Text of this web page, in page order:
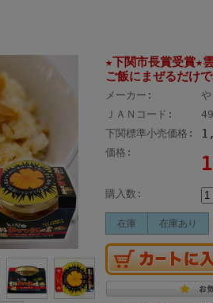
★下関市長賞受賞★
ご飯にまぜるだけ
メーカー:
ＪＡＮコード:
下関標準小売価格:
価格:
購入数:
在庫 在庫あり